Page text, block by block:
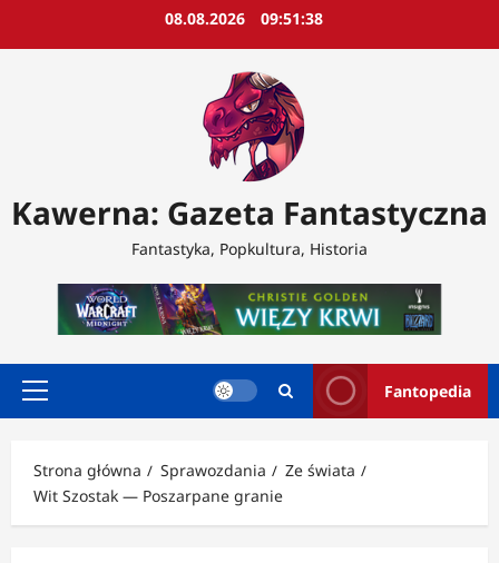
08.08.2026 09:51:41
Kawerna: Gazeta Fantastyczna
Fantastyka, Popkultura, Historia
Menu
Fantopedia
Strona główna Sprawozdania
Ze świata
Wit Szostak — Poszarpane granie